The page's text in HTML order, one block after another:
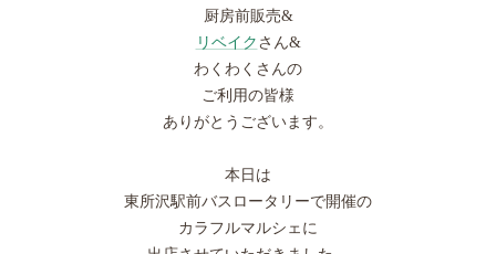
厨房前販売&
リベイク さん&
わくわくさんの
ご利用の皆様
ありがとうございます。
本日は
東所沢駅前バスロータリーで開催の
カラフルマルシェに